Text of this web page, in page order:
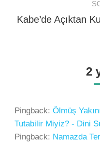
Kabe’de Açıktan
2
Pingback: Ölmüş
Tutabilir Miyiz? - Dini
Pingback: Namazda